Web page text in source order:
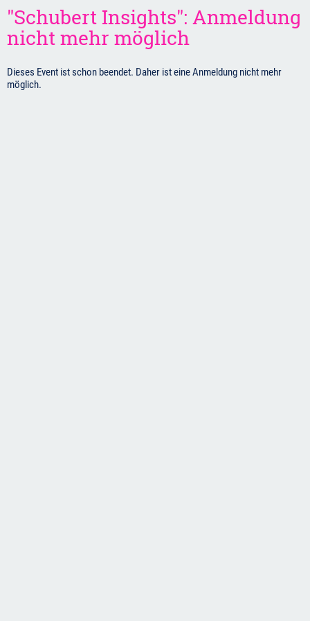
"Schubert Insights": Anmeldung
nicht mehr möglich
Dieses Event ist schon beendet. Daher ist eine Anmeldung nicht mehr
möglich.